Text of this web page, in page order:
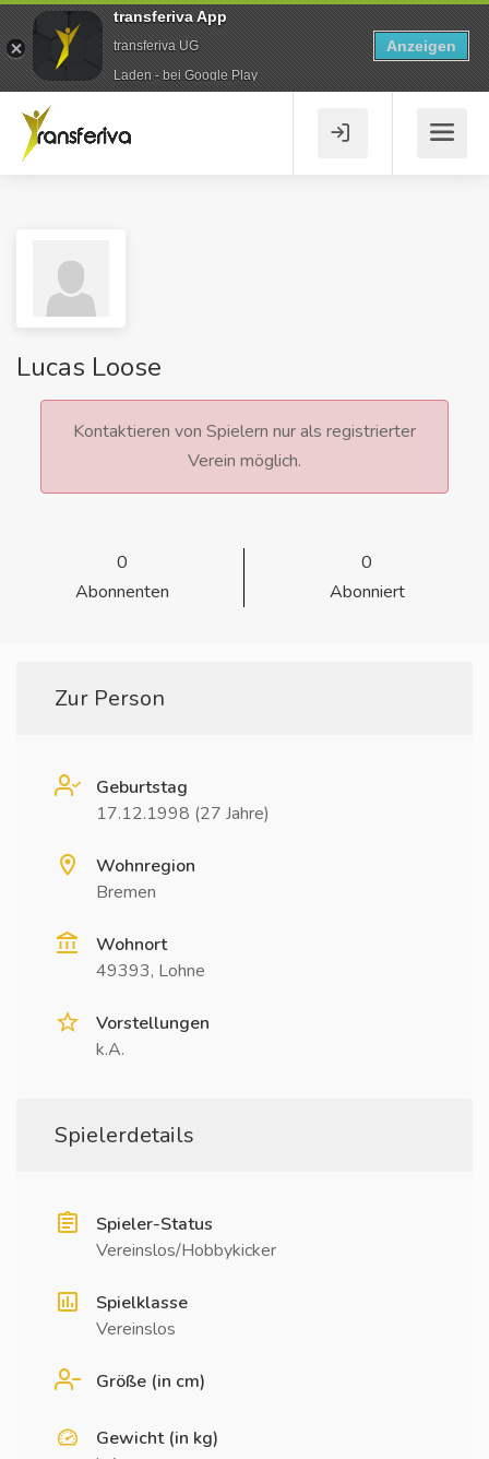
Lucas Loose
Kontaktieren von Spielern nur als registrierter
Verein möglich.
0
Abonnenten
0
Abonniert
Zur Person
Geburtstag
17.12.1998 (27 Jahre)
Wohnregion
Bremen
Wohnort
49393, Lohne
Vorstellungen
k.A.
Spielerdetails
Spieler-Status
Vereinslos/Hobbykicker
Spielklasse
Vereinslos
Größe (in cm)
Gewicht (in kg)
transferiva App
transferiva UG
Laden - bei Google Play
Anzeigen